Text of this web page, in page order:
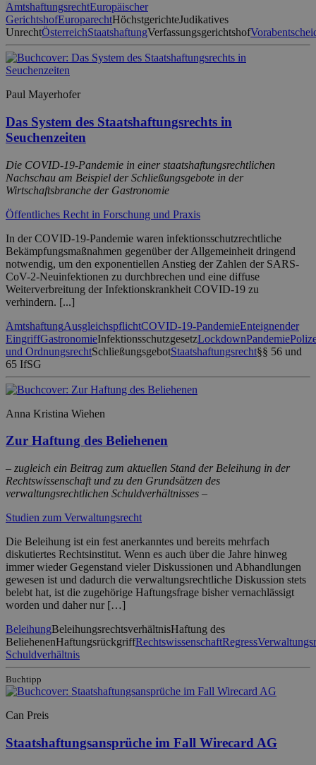
AmtshaftungsrechtEuropäischer
GerichtshofEuroparechtHöchstgerichteJudikatives
UnrechtÖsterreichStaatshaftungVerfassungsgerichtshof
Paul Mayerhofer
Das System des Staatshaftungsrechts in
Seuchenzeiten
Die COVID-19-Pandemie in einer staatshaftungsrechtlichen
Nachschau am Beispiel der Schließungsgebote in der
Wirtschaftsbranche der Gastronomie
Öffentliches Recht in Forschung und Praxis
In der COVID-19-Pandemie waren infektionsschutzrechtliche
Bekämpfungsmaßnahmen gegenüber der Allgemeinheit dringend
notwendig, um den exponentiellen Anstieg der Zahlen der SARS-
CoV-2-Neuinfektionen zu durchbrechen und eine diffuse
Weiterverbreitung der Infektionskrankheit COVID-19 zu
verhindern. [...]
AmtshaftungAusgleichspflichtCOVID-19-PandemieEnteignender
EingriffGastronomieInfektionsschutzgesetzLockdownPandemie
und OrdnungsrechtSchließungsgebotStaatshaftungsrecht§§ 56 und
65 IfSG
Anna Kristina Wiehen
Zur Haftung des Beliehenen
– zugleich ein Beitrag zum aktuellen Stand der Beleihung in der
Rechtswissenschaft und zu den Grundsätzen des
verwaltungsrechtlichen Schuldverhältnisses –
Studien zum Verwaltungsrecht
Die Beleihung ist ein fest anerkanntes und bereits mehrfach
diskutiertes Rechtsinstitut. Wenn es auch über die Jahre hinweg
immer wieder Gegenstand vieler Diskussionen und Abhandlungen
gewesen ist und dadurch die verwaltungsrechtliche Diskussion stets
belebt hat, ist die zugehörige Haftungsfrage bisher vernachlässigt
worden und daher nur […]
BeleihungBeleihungsrechtsverhältnisHaftung des
BeliehenenHaftungsrückgriffRechtswissenschaftRegress
Schuldverhältnis
Buchtipp
Can Preis
Staatshaftungsansprüche im Fall Wirecard AG